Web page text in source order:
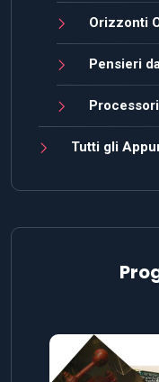
Orizzonti
Pensieri
Tutti gli